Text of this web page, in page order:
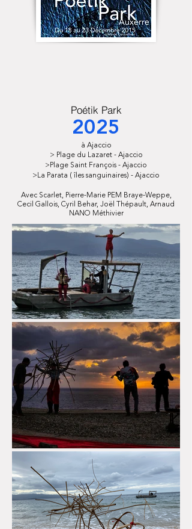
Poétik Park
2025
à Ajaccio
> Plage du Lazaret - Ajaccio
>Plage Saint François - Ajaccio
>La Parata ( îles sanguinaires) - Ajaccio
Avec Scarlet, Pierre-Marie PEM Braye-Weppe,
Cecil Gallois, Cyril Behar, Joël Thépault, Arnaud
NANO Méthivier